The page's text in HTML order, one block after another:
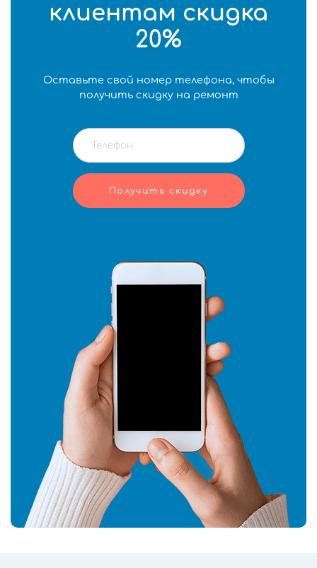
клиентам скидка
20%
Оставьте свой номер телефона, чтобы
получить скидку на ремонт